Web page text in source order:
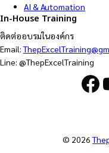
AI & Automation
In-House Training
ติดต่ออบรมในองค์กร
Email:
Line: @ThepExcelTraining
Facebook
© 2026